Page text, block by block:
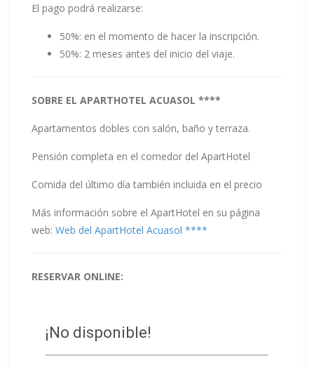
El pago podrá realizarse:
50%: en el momento de hacer la inscripción.
50%: 2 meses antes del inicio del viaje.
SOBRE EL APARTHOTEL ACUASOL ****
Apartamentos dobles con salón, baño y terraza.
Pensión completa en el comedor del ApartHotel
Comida del último día también incluida en el precio
Más información sobre el ApartHotel en su página
web: Web del ApartHotel Acuasol ****
RESERVAR ONLINE: